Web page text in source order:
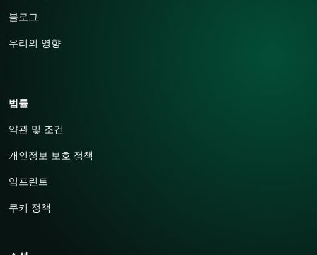
블로그
우리의 영향
법률
약관 및 조건
개인정보 보호 정책
임프린트
쿠키 정책